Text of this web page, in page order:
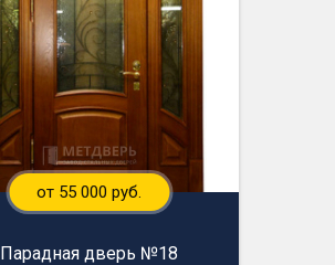
от 55 000 руб.
Парадная дверь №18